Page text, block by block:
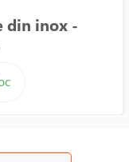
din inox -